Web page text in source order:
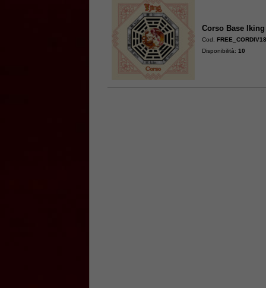
Corso Base Iking
Cod.
Disponibilità:10